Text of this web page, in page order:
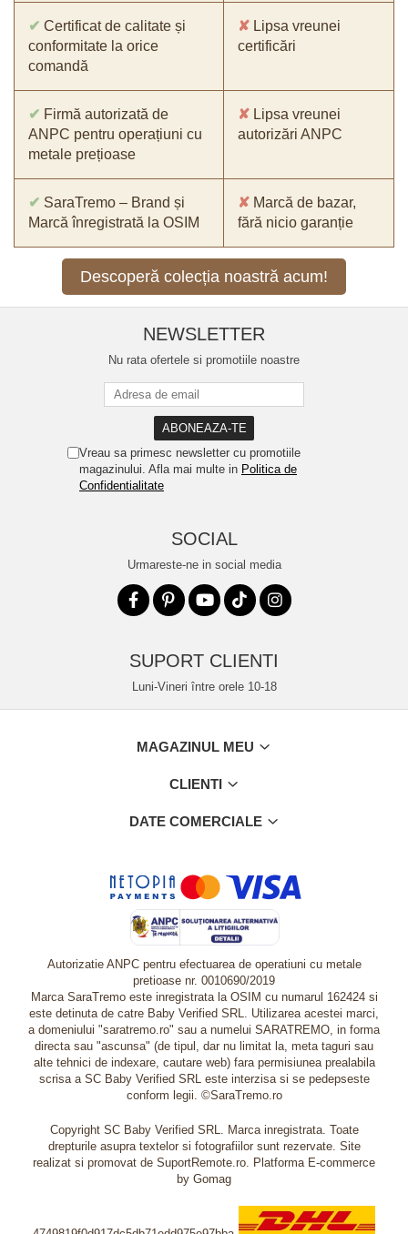
✔ Certificat de calitate și
conformitate la orice
comandă
✘ Lipsa vreunei
certificări
✔ Firmă autorizată de
ANPC pentru operațiuni cu
metale prețioase
✘ Lipsa vreunei
autorizări ANPC
✔ SaraTremo – Brand și
Marcă înregistrată la OSIM
✘ Marcă de bazar,
fără nicio garanție
Descoperă colecția noastră acum!
NEWSLETTER
Nu rata ofertele si promotiile noastre
Vreau sa primesc newsletter cu promotiile
magazinului. Afla mai multe in Politica de
Confidentialitate
SOCIAL
Urmareste-ne in social media
SUPORT CLIENTI
Luni-Vineri între orele 10-18
MAGAZINUL MEU
CLIENTI
DATE COMERCIALE
Autorizatie ANPC pentru efectuarea de operatiuni cu metale
pretioase nr. 0010690/2019
Marca SaraTremo este inregistrata la OSIM cu numarul 162424 si
este detinuta de catre Baby Verified SRL. Utilizarea acestei marci,
a domeniului "saratremo.ro" sau a numelui SARATREMO, in forma
directa sau "ascunsa" (de tipul, dar nu limitat la, meta taguri sau
alte tehnici de indexare, cautare web) fara permisiunea prealabila
scrisa a SC Baby Verified SRL este interzisa si se pedepseste
conform legii. ©SaraTremo.ro
Copyright SC Baby Verified SRL. Marca inregistrata. Toate
drepturile asupra textelor si fotografiilor sunt rezervate. Site
realizat si promovat de SuportRemote.ro. Platforma E-commerce
by Gomag